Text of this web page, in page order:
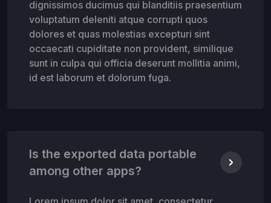
dignissimos ducimus qui blanditiis praesentium
voluptatum deleniti atque corrupti quos
dolores et quas molestias excepturi sint
occaecati cupiditate non provident, similique
sunt in culpa qui officia deserunt mollitia animi,
id est laborum et dolorum fuga.
Is the exported data portable
among other apps?